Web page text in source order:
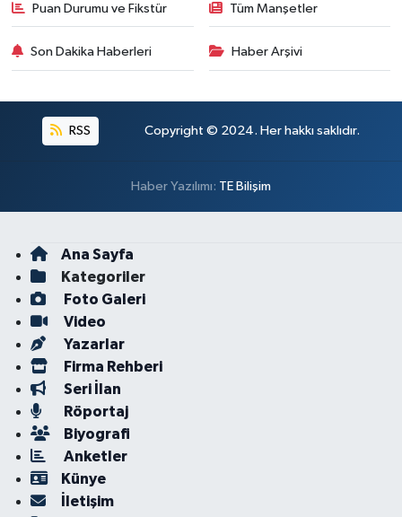
Puan Durumu ve Fikstür Tüm Manşetler
Son Dakika Haberleri Haber Arşivi
RSS Copyright © 2024. Her hakkı saklıdır.
Haber Yazılımı: TE Bilişim
Ana Sayfa
Kategoriler
Foto Galeri
Video
Yazarlar
Firma Rehberi
Seri İlan
Röportaj
Biyografi
Anketler
Künye
İletişim